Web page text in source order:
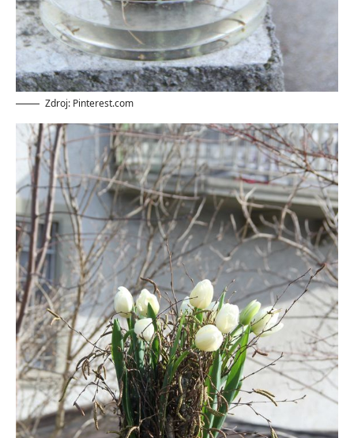
Zdroj: Pinterest.com